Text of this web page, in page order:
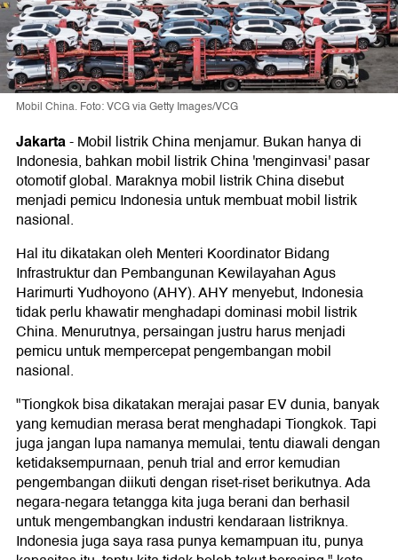
Mobil China. Foto: VCG via Getty Images/VCG
Jakarta-Mobil listrik China menjamur. Bukan hanya di
Indonesia, bahkan mobil listrik China 'menginvasi' pasar
otomotif global. Maraknya mobil listrik China disebut
menjadi pemicu Indonesia untuk membuat mobil listrik
nasional.
Hal itu dikatakan oleh Menteri Koordinator Bidang
Infrastruktur dan Pembangunan Kewilayahan Agus
Harimurti Yudhoyono (AHY). AHY menyebut, Indonesia
tidak perlu khawatir menghadapi dominasi mobil listrik
China. Menurutnya, persaingan justru harus menjadi
pemicu untuk mempercepat pengembangan mobil
nasional.
"Tiongkok bisa dikatakan merajai pasar EV dunia, banyak
yang kemudian merasa berat menghadapi Tiongkok. Tapi
juga jangan lupa namanya memulai, tentu diawali dengan
ketidaksempurnaan, penuh trial and error kemudian
pengembangan diikuti dengan riset-riset berikutnya. Ada
negara-negara tetangga kita juga berani dan berhasil
untuk mengembangkan industri kendaraan listriknya.
Indonesia juga saya rasa punya kemampuan itu, punya